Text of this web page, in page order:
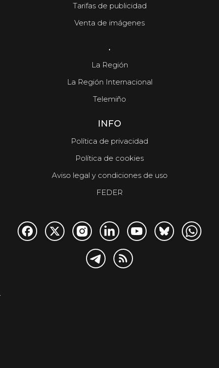
El tiempo en Vigo, martes 11 de agosto
Tarifas de publicidad
Venta de imágenes
.
La Región
La Región Internacional
Telemiño
INFO
Política de privacidad
Política de cookies
Aviso legal y condiciones de uso
FEDER